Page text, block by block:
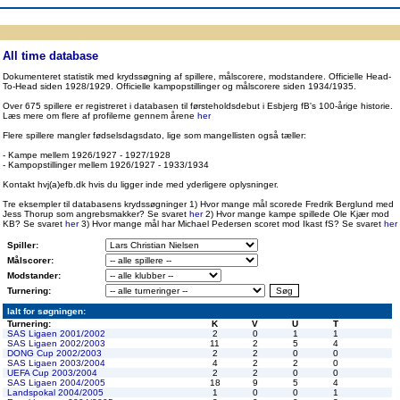
All time database
Dokumenteret statistik med krydssøgning af spillere, målscorere, modstandere. Officielle Head-
To-Head siden 1928/1929. Officielle kampopstillinger og målscorere siden 1934/1935.
Over 675 spillere er registreret i databasen til førsteholdsdebut i Esbjerg fB's 100-årige historie.
Læs mere om flere af profilerne gennem årene her
Flere spillere mangler fødselsdagsdato, lige som mangellisten også tæller:
- Kampe mellem 1926/1927 - 1927/1928
- Kampopstillinger mellem 1926/1927 - 1933/1934
Kontakt hvj(a)efb.dk hvis du ligger inde med yderligere oplysninger.
Tre eksempler til databasens krydssøgninger 1) Hvor mange mål scorede Fredrik Berglund med
Jess Thorup som angrebsmakker? Se svaret her2) Hvor mange kampe spillede Ole Kjær mod
KB? Se svaret her3) Hvor mange mål har Michael Pedersen scoret mod Ikast fS? Se svaret her
Spiller:
Målscorer:
Modstander:
Turnering:
Ialt for søgningen:
Turnering:
K V U
T
SAS Ligaen 2001/2002
2 0 1
1
SAS Ligaen 2002/2003
11 2 5
4
DONG Cup 2002/2003
2 2 0
0
SAS Ligaen 2003/2004
4 2 2
0
UEFA Cup 2003/2004
2 2 0
0
SAS Ligaen 2004/2005
18 9 5
4
Landspokal 2004/2005
1 0 0
1